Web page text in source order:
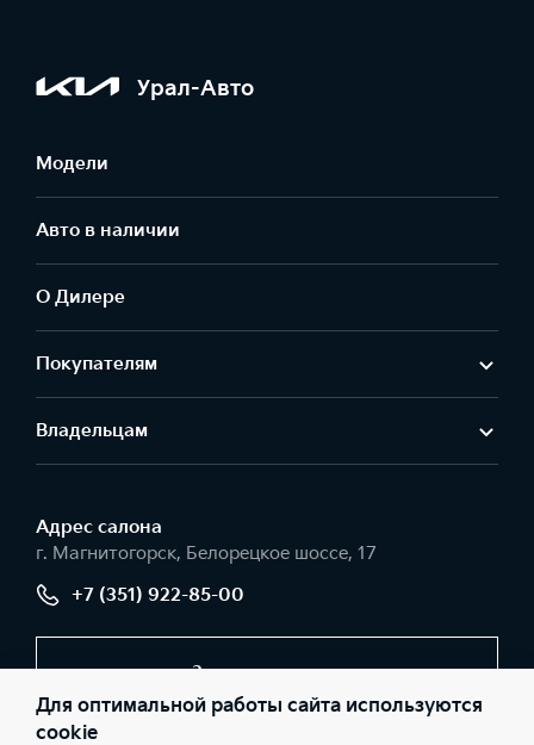
Урал-Авто
Модели
Авто в наличии
О Дилере
Покупателям
Владельцам
Адрес салонa
г. Магнитогорск, Белорецкое шоссе, 17
+7 (351) 922-85-00
Заказать звонок
Для оптимальной работы сайта используются
cookie